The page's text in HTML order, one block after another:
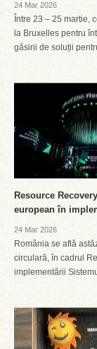
24 Mar 2026
Între 23 – 25 martie,
la Bruxelles pentru
găsirii de soluții
Resource
european în
24 Mar 2026
România se află
circulară, în cadrul
implementării